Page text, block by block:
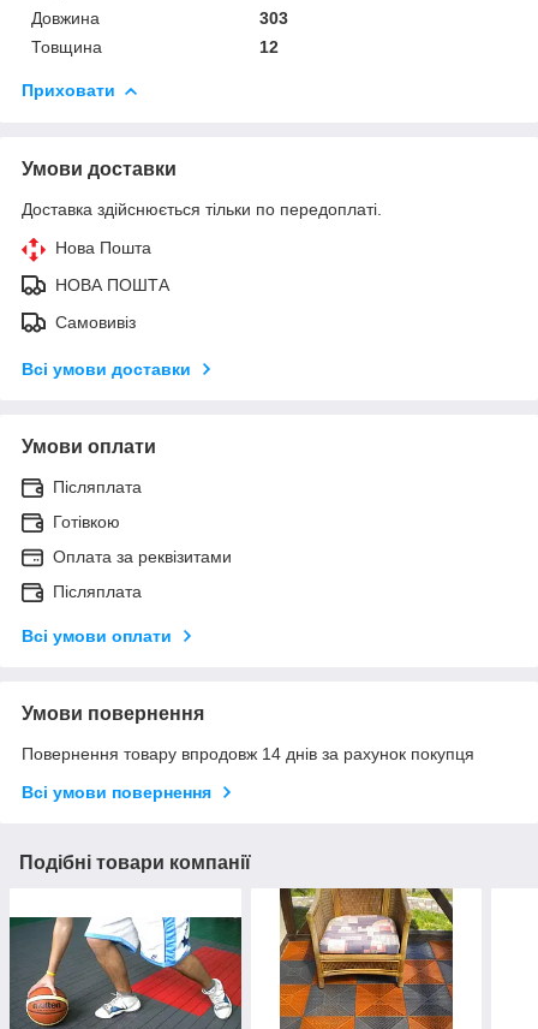
Довжина
303
Товщина
12
Приховати
Умови доставки
Доставка здійснюється тільки по передоплаті.
Нова Пошта
НОВА ПОШТА
Самовивіз
Всі умови доставки
Умови оплати
Післяплата
Готівкою
Оплата за реквізитами
Післяплата
Всі умови оплати
Умови повернення
Повернення товару впродовж 14 днів за рахунок покупця
Всі умови повернення
Подібні товари компанії